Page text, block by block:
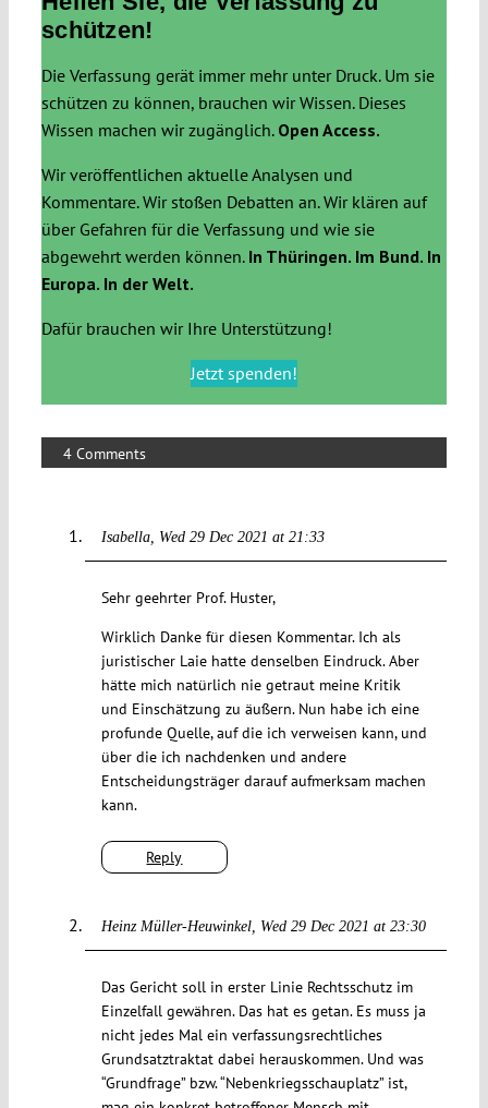
schützen!
Die Verfassung gerät immer mehr unter Druck. Um sie
schützen zu können, brauchen wir Wissen. Dieses
Wissen machen wir zugänglich. Open Access.
Wir veröffentlichen aktuelle Analysen und
Kommentare. Wir stoßen Debatten an. Wir klären auf
über Gefahren für die Verfassung und wie sie
abgewehrt werden können. In Thüringen. Im Bund. In
Europa. In der Welt.
Dafür brauchen wir Ihre Unterstützung!
Jetzt spenden!
4 Comments
Isabella Wed 29 Dec 2021 at 21:33
Reply
Sehr geehrter Prof. Huster,
Wirklich Danke für diesen Kommentar. Ich als
juristischer Laie hatte denselben Eindruck. Aber
hätte mich natürlich nie getraut meine Kritik
und Einschätzung zu äußern. Nun habe ich eine
profunde Quelle, auf die ich verweisen kann, und
über die ich nachdenken und andere
Entscheidungsträger darauf aufmerksam machen
kann.
Heinz Müller-Heuwinkel Wed 29 Dec 2021 at 23:30
Das Gericht soll in erster Linie Rechtsschutz im
Einzelfall gewähren. Das hat es getan. Es muss ja
nicht jedes Mal ein verfassungsrechtliches
Grundsatztraktat dabei herauskommen. Und was
“Grundfrage” bzw. “Nebenkriegsschauplatz” ist,